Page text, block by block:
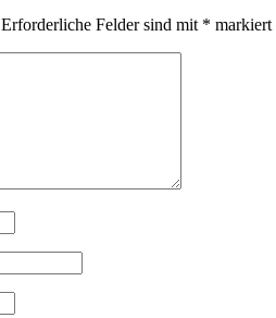
Erforderliche Felder sind mit * markiert